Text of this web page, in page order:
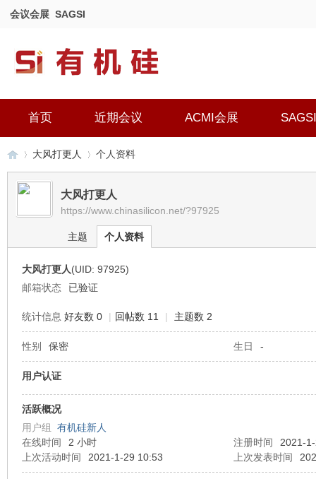
会议会展 SAGSI
首页 近期会议 ACMI会展 SAGSI
有›
大风打更人
›
个人资料
大风打更人
https://www.chinasilicon.net/?97925
主题 个人资料
大风打更人(UID: 97925)
邮箱状态
已验证
统计信息 好友数 0 | 回帖数 11 | 主题数 2
性别 保密 生日 -
用户认证
活跃概况
用户组 有机硅新人
在线时间
2 小时 注册时间
2021-
上次活动时间
2021-1-29 10:53 上次发表时间